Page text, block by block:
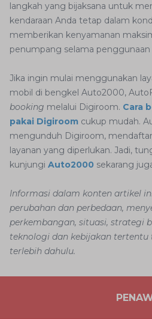
langkah yang bijaksana untuk
kendaraan Anda tetap dalam
memberikan kenyamanan
penumpang selama penggunaan
Jika ingin mulai menggunakan
mobil di bengkel Auto2000,
booking melalui Digiroom. Cara
pakai Digiroom cukup mudah.
mengunduh Digiroom,
layanan yang diperlukan. Jadi,
kunjungi Auto2000 sekarang
Informasi dalam konten artikel
perubahan dan perbedaan,
perkembangan, situasi, strategi
teknologi dan kebijakan
terlebih dahulu.